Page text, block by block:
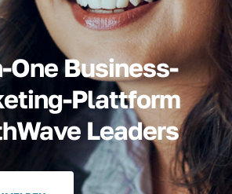
One Business-
Plattform
Leaders